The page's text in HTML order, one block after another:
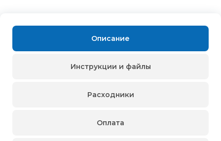
Описание
Инструкции и файлы
Расходники
Оплата